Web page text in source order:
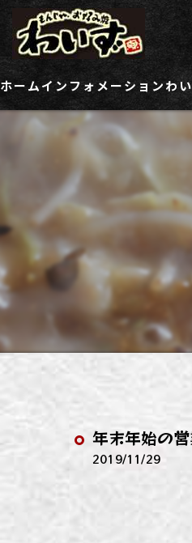
ホームインフォメーションわ
年末年始の
2019/11/29